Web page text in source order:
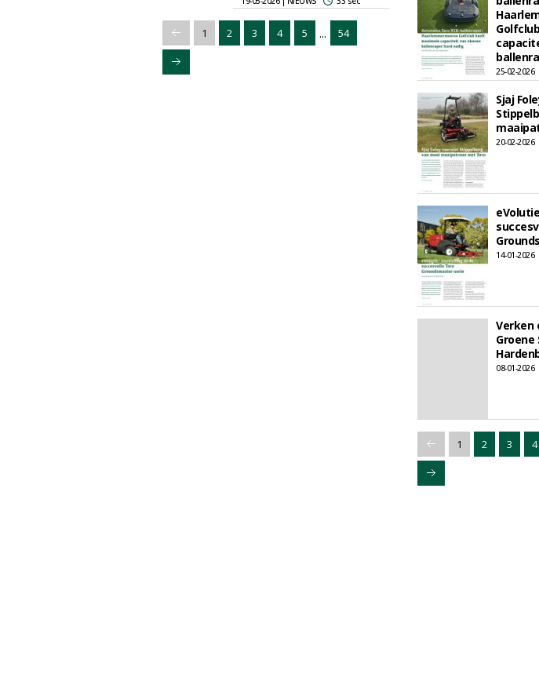
1 2 3 4 5 ... 54
25-02-2026
Sjaj
20-02-2026
14-01-2026
Verken
Groene
08-01-2026
1 2 3 4